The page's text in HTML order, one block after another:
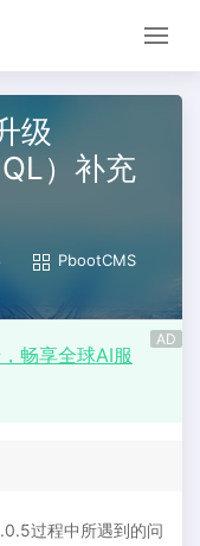
级
）补充
PbootCMS
AD
畅享全球AI服
过程中所遇到的问